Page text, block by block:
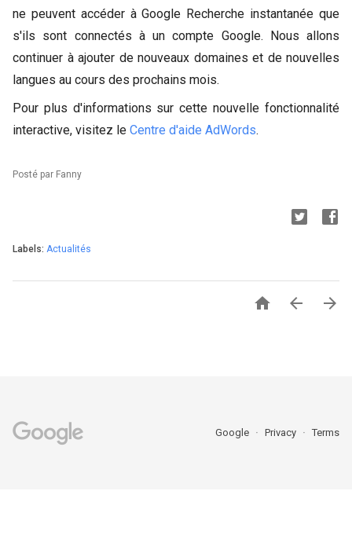
ne peuvent accéder à Google Recherche instantanée que
s'ils sont connectés à un compte Google. Nous allons
continuer à ajouter de nouveaux domaines et de nouvelles
langues au cours des prochains mois.
Pour plus d'informations sur cette nouvelle fonctionnalité
interactive, visitez le Centre d'aide AdWords.
Posté par Fanny
Labels: Actualités
  
Google Privacy Terms